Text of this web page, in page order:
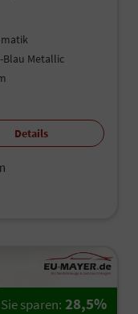
Blau Metallic
Details
Sie sparen: 28,5%